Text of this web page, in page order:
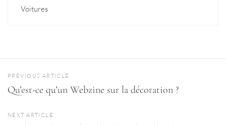
Voitures
PREVIOUS ARTICLE
Qu’est-ce qu’un Webzine sur la décoration ?
NEXT ARTICLE